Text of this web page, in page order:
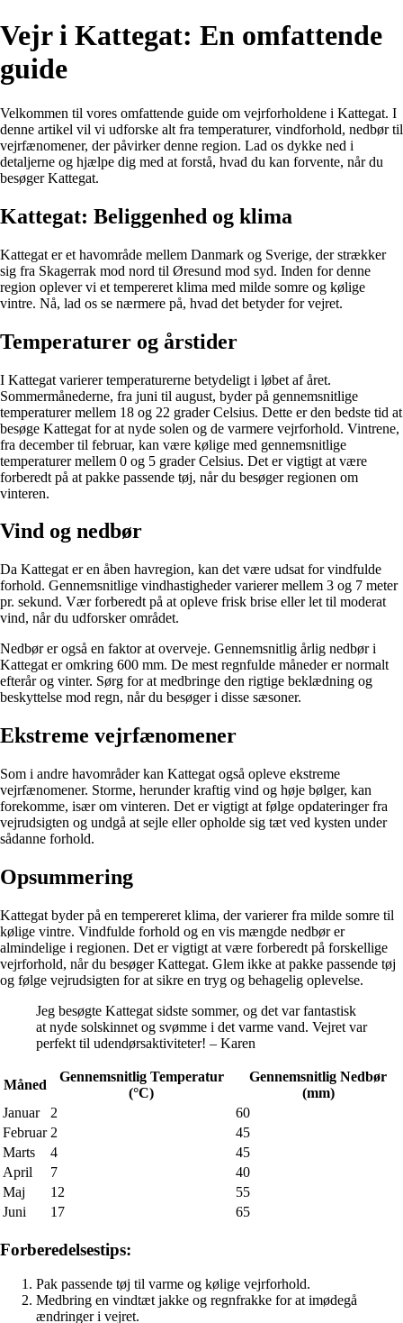
Vejr i Kattegat: En omfattende
guide
Velkommen til vores omfattende guide om vejrforholdene i Kattegat. I
denne artikel vil vi udforske alt fra temperaturer, vindforhold, nedbør til
vejrfænomener, der påvirker denne region. Lad os dykke ned i
detaljerne og hjælpe dig med at forstå, hvad du kan forvente, når du
besøger Kattegat.
Kattegat: Beliggenhed og klima
Kattegat er et havområde mellem Danmark og Sverige, der strækker
sig fra Skagerrak mod nord til Øresund mod syd. Inden for denne
region oplever vi et tempereret klima med milde somre og kølige
vintre. Nå, lad os se nærmere på, hvad det betyder for vejret.
Temperaturer og årstider
I Kattegat varierer temperaturerne betydeligt i løbet af året.
Sommermånederne, fra juni til august, byder på gennemsnitlige
temperaturer mellem 18 og 22 grader Celsius. Dette er den bedste tid at
besøge Kattegat for at nyde solen og de varmere vejrforhold. Vintrene,
fra december til februar, kan være kølige med gennemsnitlige
temperaturer mellem 0 og 5 grader Celsius. Det er vigtigt at være
forberedt på at pakke passende tøj, når du besøger regionen om
vinteren.
Vind og nedbør
Da Kattegat er en åben havregion, kan det være udsat for vindfulde
forhold. Gennemsnitlige vindhastigheder varierer mellem 3 og 7 meter
pr. sekund. Vær forberedt på at opleve frisk brise eller let til moderat
vind, når du udforsker området.
Nedbør er også en faktor at overveje. Gennemsnitlig årlig nedbør i
Kattegat er omkring 600 mm. De mest regnfulde måneder er normalt
efterår og vinter. Sørg for at medbringe den rigtige beklædning og
beskyttelse mod regn, når du besøger i disse sæsoner.
Ekstreme vejrfænomener
Som i andre havområder kan Kattegat også opleve ekstreme
vejrfænomener. Storme, herunder kraftig vind og høje bølger, kan
forekomme, især om vinteren. Det er vigtigt at følge opdateringer fra
vejrudsigten og undgå at sejle eller opholde sig tæt ved kysten under
sådanne forhold.
Opsummering
Kattegat byder på en tempereret klima, der varierer fra milde somre til
kølige vintre. Vindfulde forhold og en vis mængde nedbør er
almindelige i regionen. Det er vigtigt at være forberedt på forskellige
vejrforhold, når du besøger Kattegat. Glem ikke at pakke passende tøj
og følge vejrudsigten for at sikre en tryg og behagelig oplevelse.
Jeg besøgte Kattegat sidste sommer, og det var fantastisk
at nyde solskinnet og svømme i det varme vand. Vejret var
perfekt til udendørsaktiviteter! – Karen
Måned
Gennemsnitlig Temperatur
(°C)
Gennemsnitlig Nedbør
(mm)
Januar
2
60
Februar 2
45
Marts
4
45
April
7
40
Maj
12
55
Juni
17 65
Forberedelsestips:
Pak passende tøj til varme og kølige vejrforhold.
Medbring en vindtæt jakke og regnfrakke for at imødegå
ændringer i vejret.